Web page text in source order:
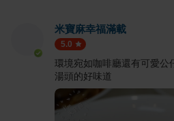
米寶麻幸福滿載
5.0
環境宛如咖啡廳還有可愛公
湯頭的好味道